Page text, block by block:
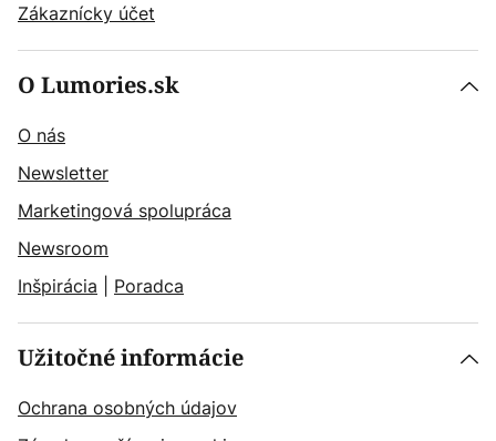
Zákaznícky účet
O Lumories.sk
O nás
Newsletter
Marketingová spolupráca
Newsroom
Inšpirácia
Poradca
Užitočné informácie
Ochrana osobných údajov